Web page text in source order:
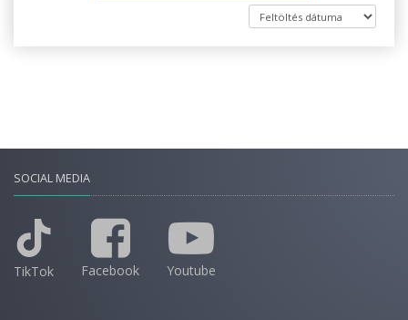
SOCIAL MEDIA
TikTok Facebook Youtube